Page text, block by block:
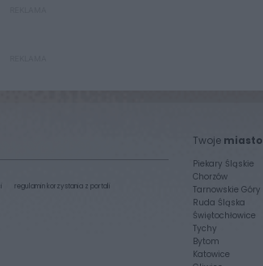
regulamin korzystania z portali
Twoje miasto
Piekary Śląskie
Chorzów
Tarnowskie Góry
Ruda Śląska
Świętochłowice
Tychy
Bytom
Katowice